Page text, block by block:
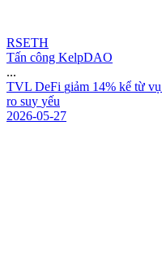
RSETH
Tấn công KelpDAO
...
TVL DeFi giảm 14% kể từ vụ
ro suy yếu
2026-05-27